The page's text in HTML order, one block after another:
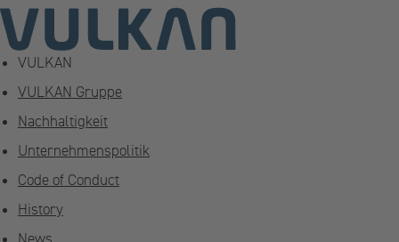
VULKAN
VULKAN Gruppe
Nachhaltigkeit
Unternehmenspolitik
Code of Conduct
History